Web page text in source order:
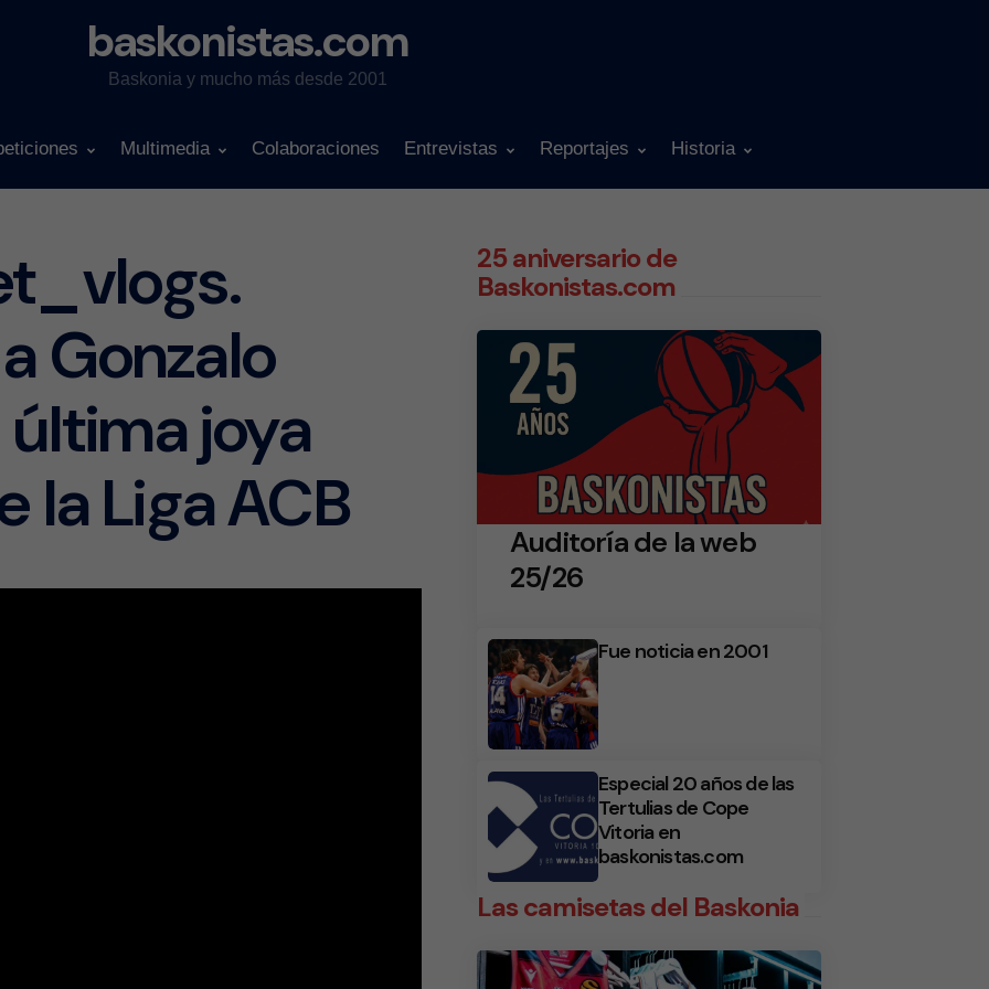
baskonistas.com
Baskonia y mucho más desde 2001
Multimedia Colaboraciones Entrevistas Reportajes Historia
Gonzalo
joya
la Liga ACB
25 aniversario de
Baskonistas.com
Auditoría de la web
25/26
Fue noticia en 2001
Especial 20 años de las
Tertulias de Cope
Vitoria en
baskonistas.com
Las camisetas del Baskonia